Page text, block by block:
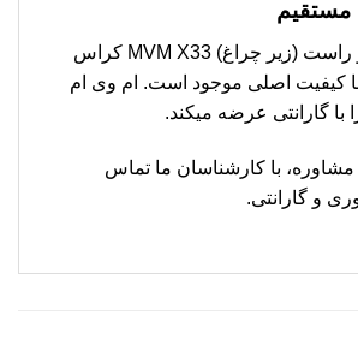
کشویی سپر جلو راست (زیر چراغ) MVM X33 کراس
کیفیت اصلی موجود است. ام وی ام
با گارانتی عرضه میکند.
با کارشناسان ما تماس
و گارانتی.